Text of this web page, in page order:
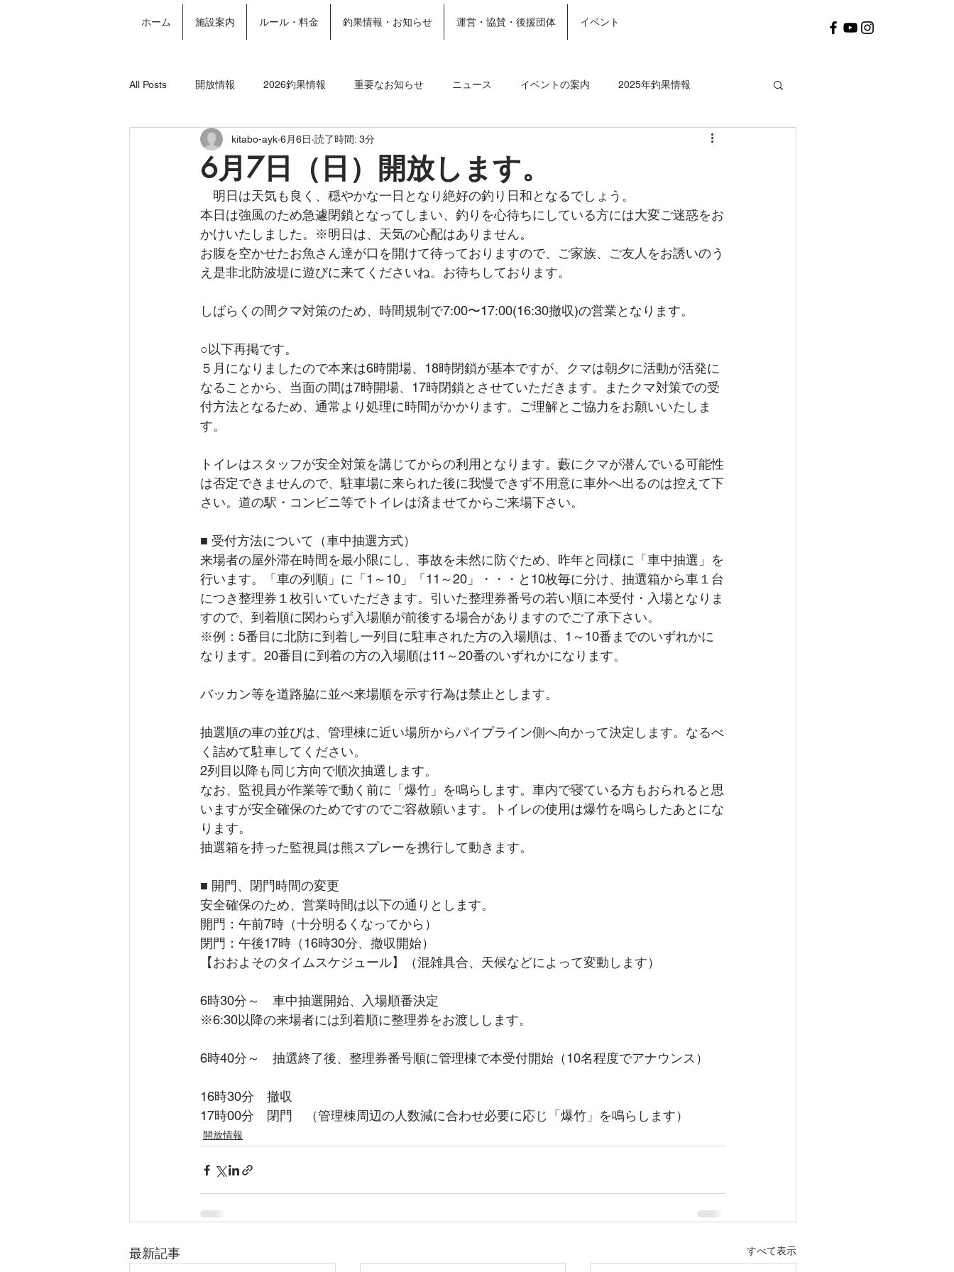
ホーム 施設案内 ルール・料金 釣果情報・お知らせ 運営・協賛・後援団体 イベント
All Posts 開放情報 2026釣果情報 重要なお知らせ ニュース イベントの案内 2025年釣果情報
2024年釣果情報 年間パスポート 2023釣果情報 2020年釣果情報
6月7日（日）開放します。
kitabo-ayk 6月6日 読了時間: 3分
明日は天気も良く、穏やかな一日となり絶好の釣り日和となるでしょう。
本日は強風のため急遽閉鎖となってしまい、釣りを心待ちにしている方には大変ご迷惑をお
かけいたしました。※明日は、天気の心配はありません。
お腹を空かせたお魚さん達が口を開けて待っておりますので、ご家族、ご友人をお誘いのう
え是非北防波堤に遊びに来てくださいね。お待ちしております。
しばらくの間クマ対策のため、時間規制で7:00〜17:00(16:30撤収)の営業となります。
○以下再掲です。
５月になりましたので本来は6時開場、18時閉鎖が基本ですが、クマは朝夕に活動が活発に
なることから、当面の間は7時開場、17時閉鎖とさせていただきます。またクマ対策での受
付方法となるため、通常より処理に時間がかかります。ご理解とご協力をお願いいたしま
す。
トイレはスタッフが安全対策を講じてからの利用となります。藪にクマが潜んでいる可能性
は否定できませんので、駐車場に来られた後に我慢できず不用意に車外へ出るのは控えて下
さい。道の駅・コンビニ等でトイレは済ませてからご来場下さい。
■ 受付方法について（車中抽選方式）
来場者の屋外滞在時間を最小限にし、事故を未然に防ぐため、昨年と同様に「車中抽選」を
行います。「車の列順」に「1～10」「11～20」・・・と10枚毎に分け、抽選箱から車１台
につき整理券１枚引いていただきます。引いた整理券番号の若い順に本受付・入場となりま
すので、到着順に関わらず入場順が前後する場合がありますのでご了承下さい。
※例：5番目に北防に到着し一列目に駐車された方の入場順は、1～10番までのいずれかに
なります。20番目に到着の方の入場順は11～20番のいずれかになります。
バッカン等を道路脇に並べ来場順を示す行為は禁止とします。
抽選順の車の並びは、管理棟に近い場所からパイプライン側へ向かって決定します。なるべ
く詰めて駐車してください。
2列目以降も同じ方向で順次抽選します。
なお、監視員が作業等で動く前に「爆竹」を鳴らします。車内で寝ている方もおられると思
いますが安全確保のためですのでご容赦願います。トイレの使用は爆竹を鳴らしたあとにな
ります。
抽選箱を持った監視員は熊スプレーを携行して動きます。
■ 開門、閉門時間の変更
安全確保のため、営業時間は以下の通りとします。
開門：午前7時（十分明るくなってから）
閉門：午後17時（16時30分、撤収開始）
【おおよそのタイムスケジュール】（混雑具合、天候などによって変動します）
6時30分～　車中抽選開始、入場順番決定
※6:30以降の来場者には到着順に整理券をお渡しします。
6時40分～　抽選終了後、整理券番号順に管理棟で本受付開始（10名程度でアナウンス）
16時30分　撤収
17時00分　閉門　（管理棟周辺の人数減に合わせ必要に応じ「爆竹」を鳴らします）
開放情報
最新記事 すべて表示
ホーム 施設案内 More